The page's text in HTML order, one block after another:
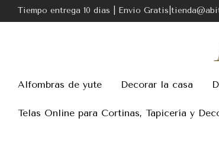
Tiempo entrega 10 dias | Envio
Alfombras de yute Decorar la casa
Telas Online para Cortinas, Tapicería y